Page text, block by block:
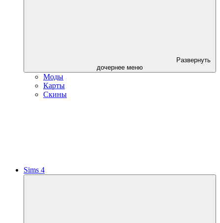
Развернуть
дочернее меню
Моды
Карты
Скины
Sims 4